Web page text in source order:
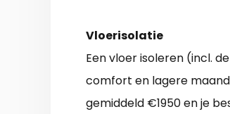
Vloerisolatie
Een vloer isoleren (incl.
comfort en lagere
gemiddeld €1950 en je